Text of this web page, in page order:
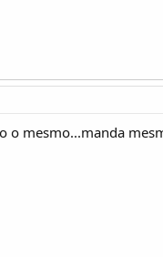
mesmo...manda